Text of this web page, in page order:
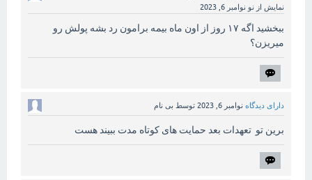
نمایش از نو نوامبر 6, 2023
ببخشید اگه ۱۷ روز از اون ماه بیمه برامون رد بشه پولش رو
میریزن؟
دارای دیدگاه نوامبر 6, 2023 توسط بی نام
برین تو تعهدات بعد حمایت های کوتاه مدت ببیند هست